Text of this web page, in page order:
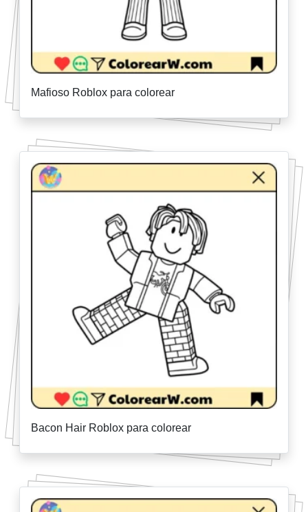
Mafioso Roblox para colorear
Bacon Hair Roblox para colorear